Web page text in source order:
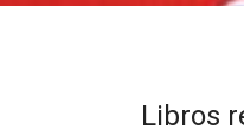
Libros